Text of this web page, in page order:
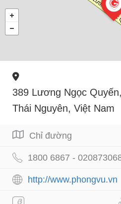
389 Lương Ngọc
Thái Nguyên, Việt Nam
Chỉ đường
1800 6867 -
http://www.phongvu.vn